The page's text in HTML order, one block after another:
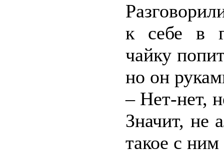
к себе в
чайку
но он
– Нет-нет,
Значит, не
такое с